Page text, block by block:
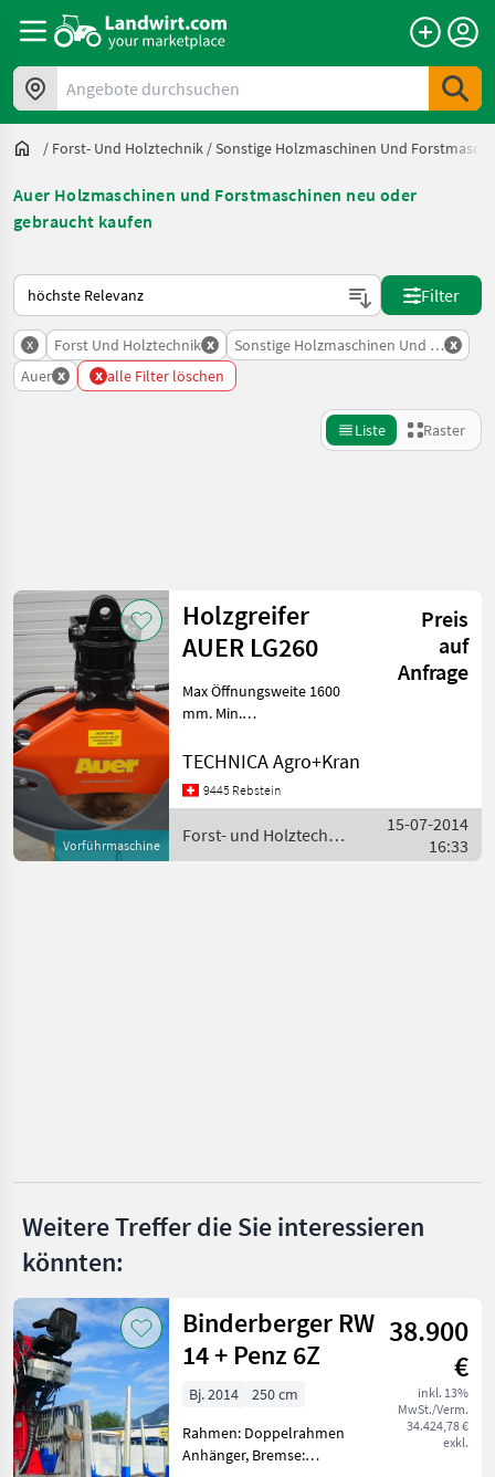
Angebote durchsuchen
/ Forst- Und Holztechnik /Sonstige Holzmaschinen Und
Auer Holzmaschinen und Forstmaschinen neu oder
gebraucht kaufen
So wird auf Landwirt.com sortiert
Filter
x Forst Und Holztechnik x Sonstige Holzmaschinen Und
x
Auer x x alle Filter löschen
Liste Raster
Kategorie 4 Land Filter
AKTUELLER
PFAD
Forsttechnik
Forst Und
Holztechnik
Sonstige
Holzmaschinen
Posch
Alle 38
anzeigen
MARKTPLATZ
Marktplatz Händlerangebote Kleinanzeigen
Zurücksetzen
1
Ergebnisse
anzeigen
Vorführmaschine
Holzgreifer
AUER LG260
Preis
auf
Anfrage
Max Öffnungsweite 1600
mm. Min.
Gewicht 115 Kg. mit oder
ohne Rotator Forst- und
Holztechnik Sonstige
Forstmaschinen
TECHNICA Agro+Kran
9445 Rebstein
Forst- und Holztechnik
/ Auer
15-07-2014
16:33
Weitere Treffer die Sie interessieren
könnten:
Binderberger RW
14 + Penz 6Z
38.900
€
inkl. 13%
MwSt./Verm.
34.424,78 €
exkl.
Bj. 2014
250 cm
Rahmen: Doppelrahmen
Anhänger, Bremse: